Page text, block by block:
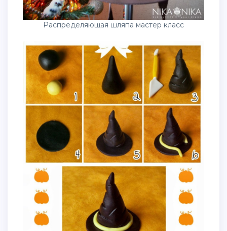
Распределяющая шляпа мастер класс